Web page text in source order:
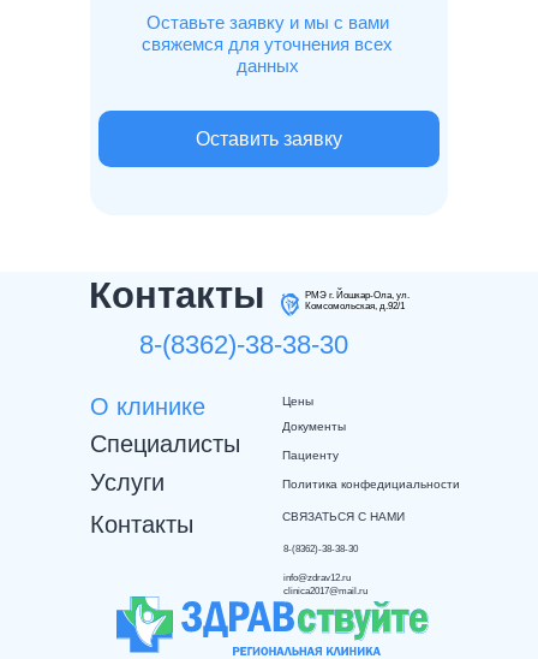
Оставьте заявку и мы с вами
свяжемся для уточнения всех
данных
Оставить заявку
Контакты
РМЭ г. Йошкар-Ола, ул.
Комсомольская, д.92/1
8-(8362)-38-38-30
О клинике
Специалисты
Услуги
Контакты
Цены
Документы
Пациенту
Политика конфедициальности
СВЯЗАТЬСЯ С НАМИ
8-(8362)-38-38-30
info@zdrav12.ru
clinica2017@mail.ru